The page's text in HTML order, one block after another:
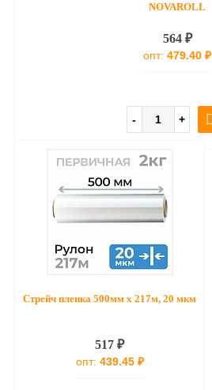
NOVAROLL
564 ₽
опт: 479.40 ₽
Стрейч пленка 500мм х 217м, 20 мкм
517 ₽
опт: 439.45 ₽